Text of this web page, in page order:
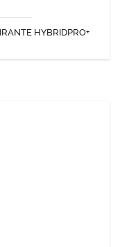
HYBRIDPRO+
devant et dans le dos
usages intenses.